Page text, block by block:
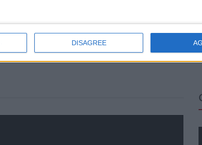
DISAGREE
Liverpool — Monaco